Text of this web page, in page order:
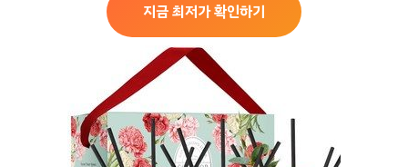
지금 최저가 확인하기